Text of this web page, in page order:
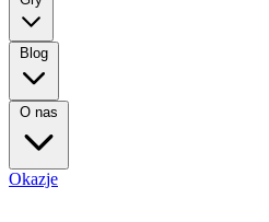
Blog
O nas
Okazje